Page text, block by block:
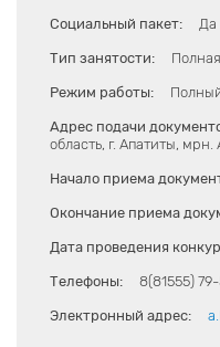
Социальный пакет: Да
Тип занятости:
Режим работы:
Адрес подачи
область, г. Апатиты, мрн.
Начало приема
Окончание приема
Дата проведения
Телефоны: 8(81555)
Электронный адрес: